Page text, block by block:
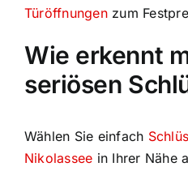
Türöffnungenzum
Wie erkennt
seriösen
Wählen Sie einfach
Nikolassee in Ihrer Nähe